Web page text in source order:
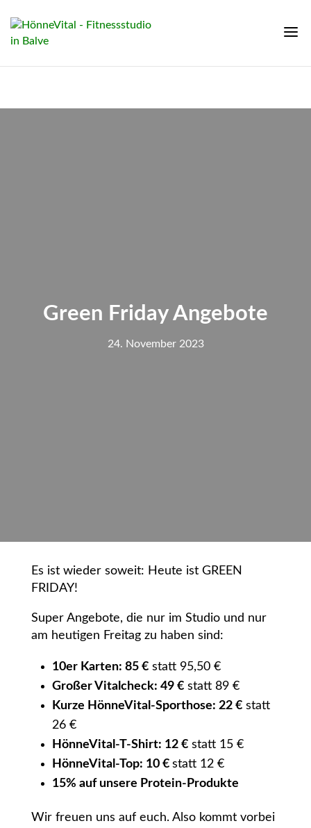
Green Friday Angebote
24. November 2023
Es ist wieder soweit: Heute ist GREEN
FRIDAY!
Super Angebote, die nur im Studio und nur
am heutigen Freitag zu haben sind:
10er Karten: 85 € statt 95,50 €
Großer Vitalcheck: 49 € statt 89 €
Kurze HönneVital-Sporthose: 22 € statt
26 €
HönneVital-T-Shirt: 12 € statt 15 €
HönneVital-Top: 10 € statt 12 €
15% auf unsere Protein-Produkte
Wir freuen uns auf euch. Also kommt vorbei